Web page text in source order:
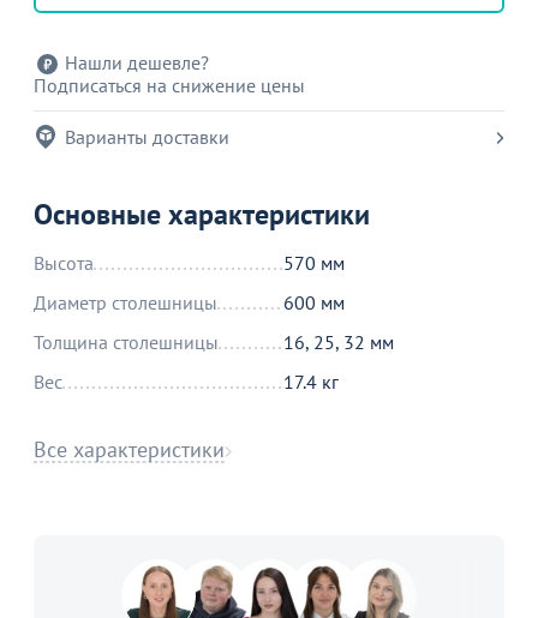
Нашли дешевле?
Подписаться на снижение цены
Варианты доставки
Основные характеристики
Высота
570 мм
Диаметр столешницы
600 мм
Толщина столешницы
16, 25, 32 мм
Вес
17.4 кг
Все характеристики